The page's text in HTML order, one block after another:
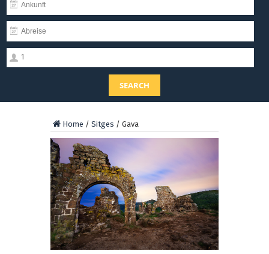
1
SEARCH
Home / Sitges / Gava